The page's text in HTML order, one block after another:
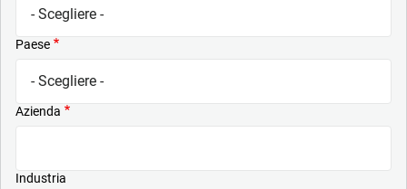
Paese
Azienda
Industria